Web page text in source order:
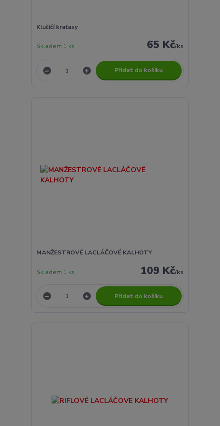
Klučičí kraťasy
65 Kč/ks
Skladem 1 ks
Přidat do košíku
MANŽESTROVÉ LACLÁČOVÉ KALHOTY
109 Kč/ks
Skladem 1 ks
Přidat do košíku